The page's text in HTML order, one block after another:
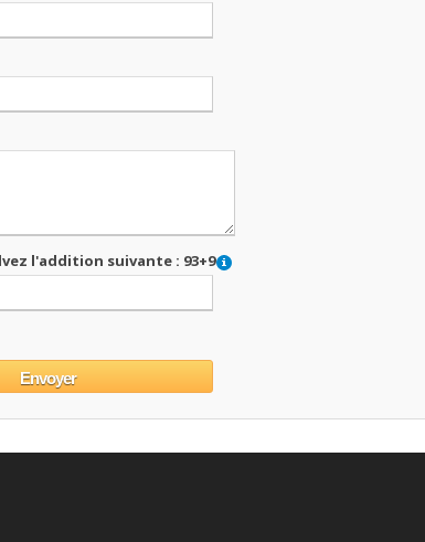
l'addition suivante : 93+9